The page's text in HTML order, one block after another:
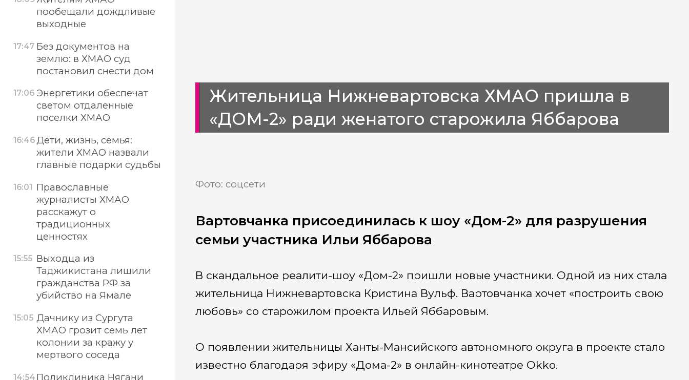
Жительница Нижневартовска ХМАО пришла в
«ДОМ-2» ради женатого старожила Яббарова
Фото: соцсети
Вартовчанка присоединилась к шоу «Дом-2» для разрушения
семьи участника Ильи Яббарова
В скандальное реалити-шоу «Дом-2» пришли новые участники. Одной из них стала
жительница Нижневартовска Кристина Вульф. Вартовчанка хочет «построить свою
любовь» со старожилом проекта Ильей Яббаровым.
О появлении жительницы Ханты-Мансийского автономного округа в проекте стало
известно благодаря эфиру «Дома-2» в онлайн-кинотеатре Okko.
пообещали дождливые
выходные
17:47 Без документов на
землю: в ХМАО суд
постановил снести дом
17:06 Энергетики обеспечат
светом отдаленные
поселки ХМАО
16:46Дети, жизнь, семья:
жители ХМАО назвали
главные подарки судьбы
16:01 Православные
журналисты ХМАО
расскажут о
традиционных
ценностях
15:55 Выходца из
Таджикистана лишили
гражданства РФ за
убийство на Ямале
15:05 Дачнику из Сургута
ХМАО грозит семь лет
колонии за кражу у
мертвого соседа
14:54 Поликлиника Нягани